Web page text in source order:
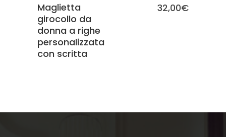
Maglietta
girocollo da
donna a righe
personalizzata
con scritta
32,00€